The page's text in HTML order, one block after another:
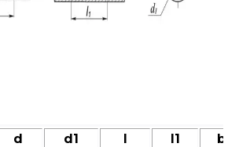
d d1 l l1
b